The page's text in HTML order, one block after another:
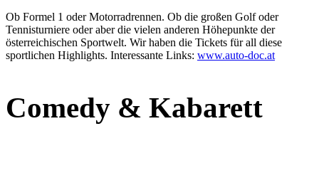
Ob Formel 1 oder Motorradrennen. Ob die großen Golf oder
Tennisturniere oder aber die vielen anderen Höhepunkte der
österreichischen Sportwelt. Wir haben die Tickets für all diese
sportlichen Highlights. Interessante Links: www.auto-doc.at
Comedy & Kabarett